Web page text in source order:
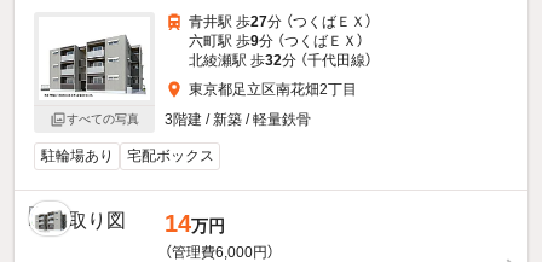
すべての写真
青井駅 歩27分 （つくばＥＸ）
六町駅 歩9分 （つくばＥＸ）
北綾瀬駅 歩32分 （千代田線）
東京都足立区南花畑2丁目
3階建 / 新築 / 軽量鉄骨
駐輪場あり 宅配ボックス
14万円
（管理費6,000円）